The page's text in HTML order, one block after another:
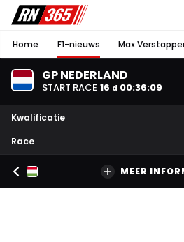
Home F1-nieuws Max
GP NEDERLAND
START RACE 16 d 00:36:08
Kwalificatie
Race
MEER